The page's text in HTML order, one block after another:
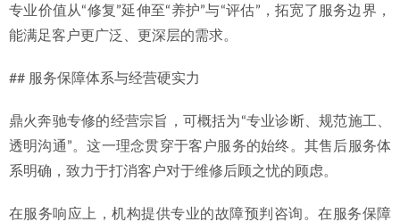
专业价值从“修复”延伸至“养护”与“评估”，拓宽了服务边界，
能满足客户更广泛、更深层的需求。
## 服务保障体系与经营硬实力
鼎火奔驰专修的经营宗旨，可概括为“专业诊断、规范施工、
透明沟通”。这一理念贯穿于客户服务的始终。其售后服务体
系明确，致力于打消客户对于维修后顾之忧的顾虑。
在服务响应上，机构提供专业的故障预判咨询。在服务保障